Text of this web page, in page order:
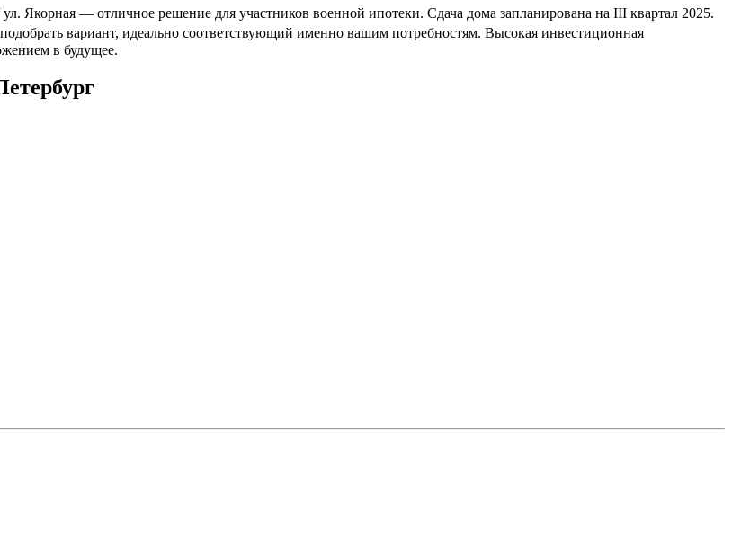
Якорная — отличное решение для участников военной ипотеки. Сдача дома запланирована на III квартал 2025.
вариант, идеально соответствующий именно вашим потребностям. Высокая инвестиционная
в будущее.